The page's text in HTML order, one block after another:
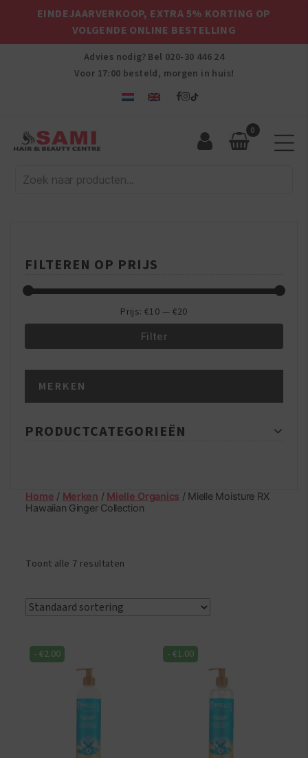
EINDEJAARVERKOOP, EXTRA 5% KORTING OP
VOLGENDE ONLINE BESTELLING
Advies nodig? Bel 020-30 446 24
Voor 17:00 besteld, morgen in huis!
Afro
Hair
0
FILTEREN OP PRIJS
Filter
Prijs:€10 — €20
MERKEN
PRODUCTCATEGORIEËN
Home / Merken / Mielle Organics / Mielle Moisture RX
Hawaiian Ginger Collection
Toont alle 7 resultaten
-€2.00 -€1.00